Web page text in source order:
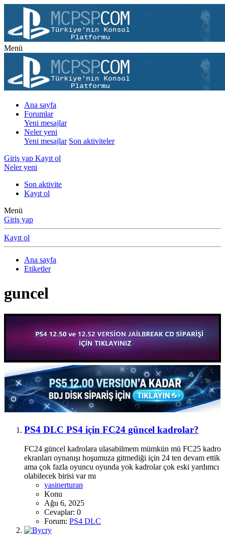
Menü
Ana sayfa
Forumlar
Yeni mesajlar
Neler yeni
Yeni mesajlar Son aktiviteler
Giriş yap Kayıt ol
Neler yeni
Son aktivite
Kayıt ol
Menü
Giriş yap
Kayıt ol
Ana sayfa
Etiketler
guncel
PS4 DLC PS4 için FC24 güncel kadrolar?
FC24 güncel kadrolara ulasabilmem mümkün mü FC25 kadro
ekranları oynanışı hoşumuza gitmediği için 24 ten devam ettik
ama çok fazla oyuncu oyunda yok kadrolar çok eski yardımcı
olabilecek birisi var mı
yasinerturan
Konu
Ağu 6, 2025
Cevaplar: 0
Forum: PS4 DLC